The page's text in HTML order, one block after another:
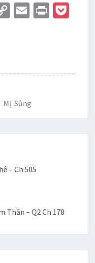
C
Li
k
E
Pr
Mị Sủng
– Ch 505
Thần – Q2 Ch 178